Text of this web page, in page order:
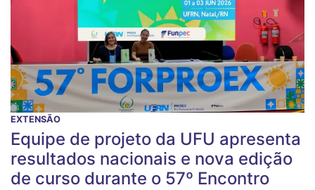
EXTENSÃO
Equipe de projeto da UFU apresenta
resultados nacionais e nova edição
de curso durante o 57º Encontro